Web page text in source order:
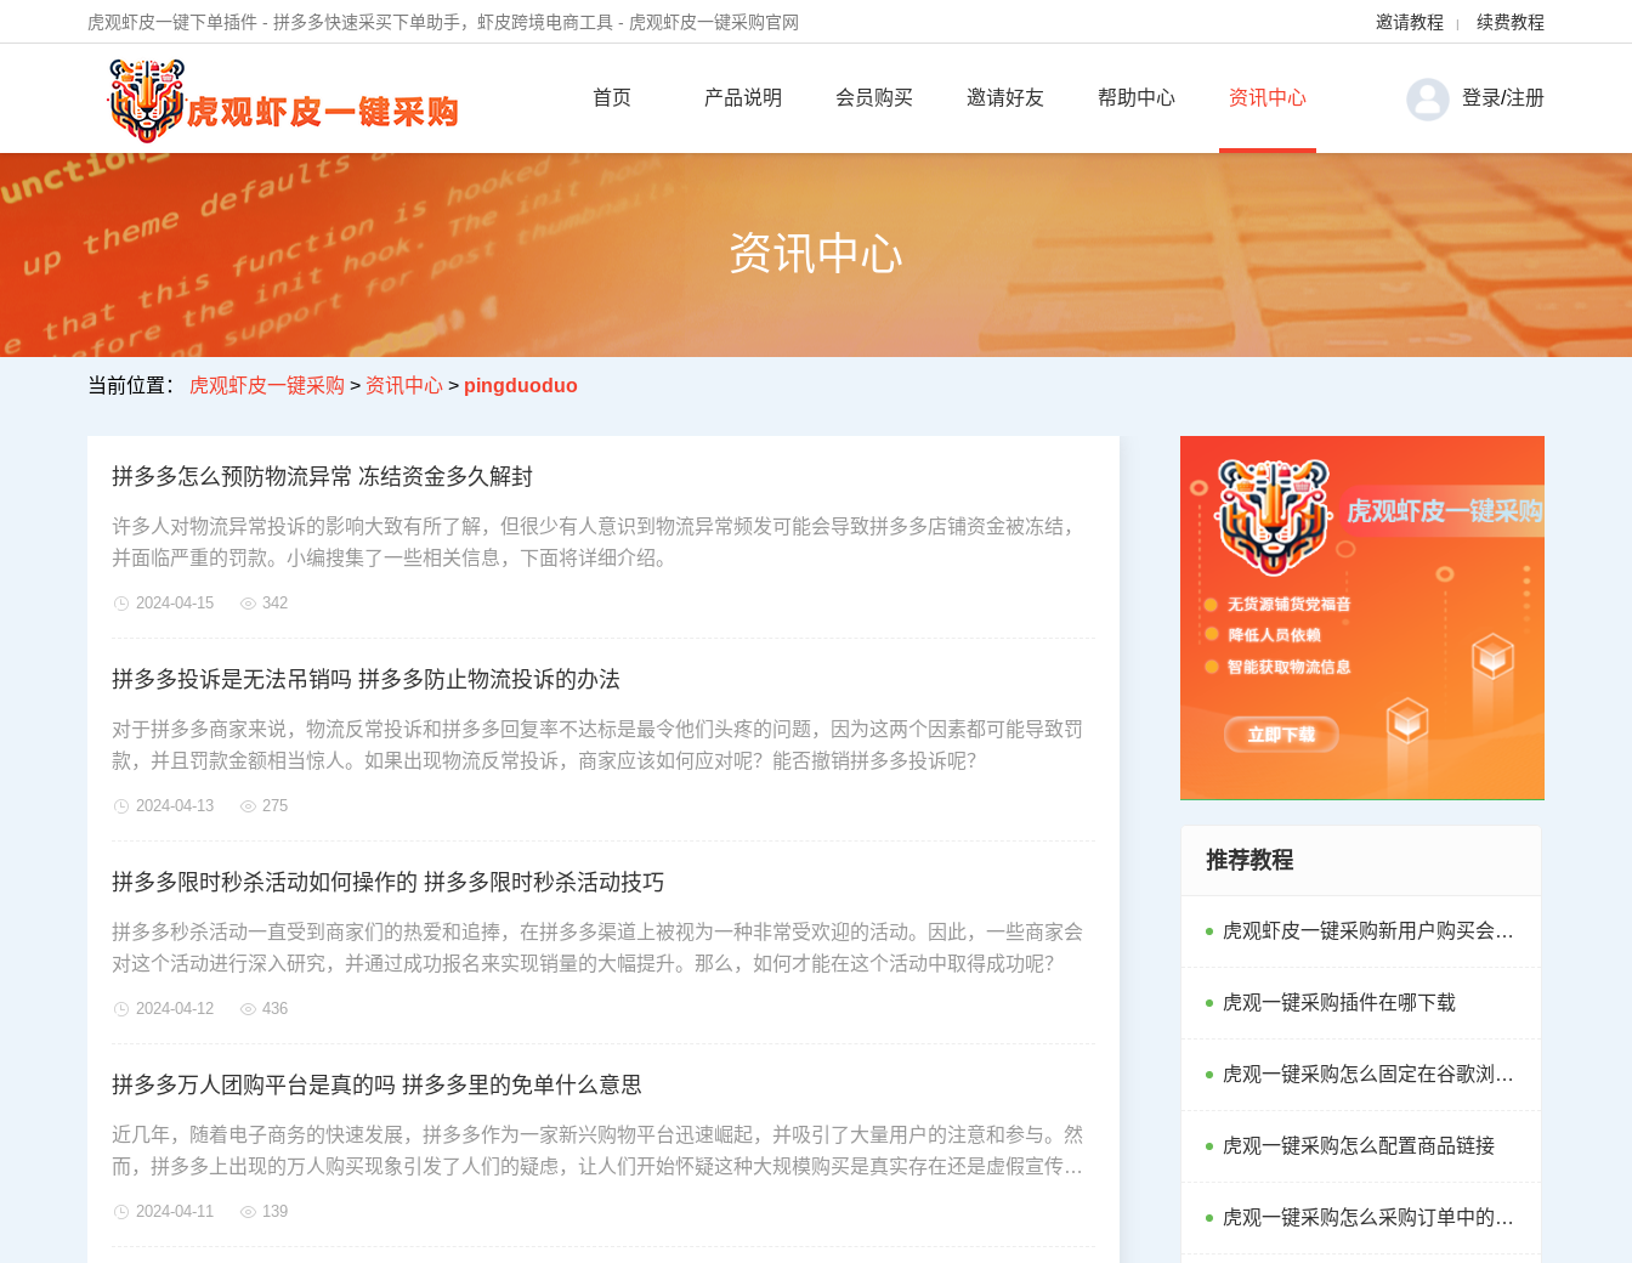
虎观虾皮一键下单插件 - 拼多多快速采买下单助手，虾皮跨境电商工具 - 虎观虾皮一键采购官网 邀请教程 | 续费教程
首页 产品说明 会员购买 邀请好友 帮助中心 资讯中心 登录/注册
资讯中心
当前位置： 虎观虾皮一键采购 > 资讯中心 > pingduoduo
拼多多怎么预防物流异常 冻结资金多久解封
许多人对物流异常投诉的影响大致有所了解，但很少有人意识到物流异常频发可能会导致拼多多店铺资金被冻结，
并面临严重的罚款。小编搜集了一些相关信息，下面将详细介绍。
2024-04-15 342
拼多多投诉是无法吊销吗 拼多多防止物流投诉的办法
对于拼多多商家来说，物流反常投诉和拼多多回复率不达标是最令他们头疼的问题，因为这两个因素都可能导致罚
款，并且罚款金额相当惊人。如果出现物流反常投诉，商家应该如何应对呢？能否撤销拼多多投诉呢？
2024-04-13 275
拼多多限时秒杀活动如何操作的 拼多多限时秒杀活动技巧
拼多多秒杀活动一直受到商家们的热爱和追捧，在拼多多渠道上被视为一种非常受欢迎的活动。因此，一些商家会
对这个活动进行深入研究，并通过成功报名来实现销量的大幅提升。那么，如何才能在这个活动中取得成功呢？
2024-04-12 436
拼多多万人团购平台是真的吗 拼多多里的免单什么意思
近几年，随着电子商务的快速发展，拼多多作为一家新兴购物平台迅速崛起，并吸引了大量用户的注意和参与。然
而，拼多多上出现的万人购买现象引发了人们的疑虑，让人们开始怀疑这种大规模购买是真实存在还是虚假宣传。
2024-04-11 139
推荐教程
虎观虾皮一键采购新用户购买会员教程
虎观一键采购插件在哪下载
虎观一键采购怎么固定在谷歌浏览器的插件栏中
虎观一键采购怎么配置商品链接
虎观一键采购怎么采购订单中的商品